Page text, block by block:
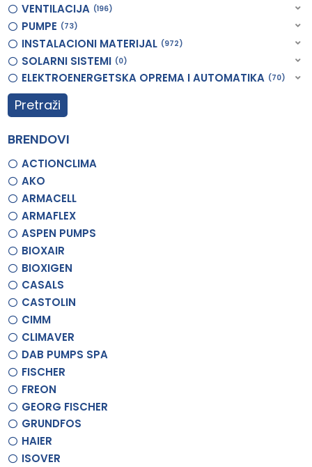
VENTILACIJA 196
PUMPE 73
INSTALACIONI MATERIJAL 972
SOLARNI SISTEMI 0
ELEKTROENERGETSKA OPREMA I AUTOMATIKA 70
Pretraži
BRENDOVI
ACTIONCLIMA
AKO
ARMACELL
ARMAFLEX
ASPEN PUMPS
BIOXAIR
BIOXIGEN
CASALS
CASTOLIN
CIMM
CLIMAVER
DAB PUMPS SPA
FISCHER
FREON
GEORG FISCHER
GRUNDFOS
HAIER
ISOVER